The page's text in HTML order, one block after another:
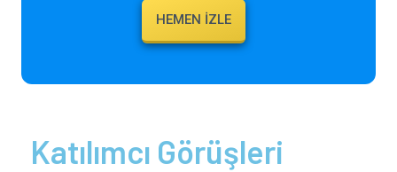
HEMEN İZLE
Katılımcı Görüşleri